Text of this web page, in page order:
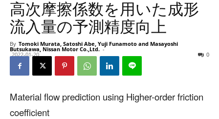
高次摩擦係数を用いた成形
流入量の予測精度向上
By Tomoki Murata, Satoshi Abe, Yuji Funamoto and Masayoshi
Butsukawa, Nissan Motor Co.,Ltd. -
2022-01-20 0
Material flow prediction using Higher-order friction
coefficient